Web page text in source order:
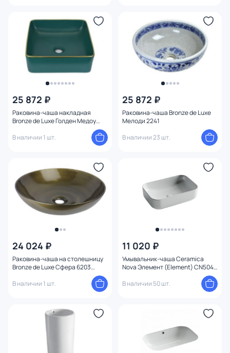
25 872 ₽
Раковина-чаша накладная
Bronze de Luxe Голден Медоу
В наличии 1 шт.
25 872 ₽
Раковина-чаша Bronze de Luxe
Мелоди 2241
В наличии 23 шт.
24 024 ₽
Раковина-чаша на столешницу
Bronze de Luxe Сфера 6203
В наличии 1 шт.
11 020 ₽
Умывальник-чаша Ceramica
Nova Элемент (Element) CN5043
В наличии 50 шт.